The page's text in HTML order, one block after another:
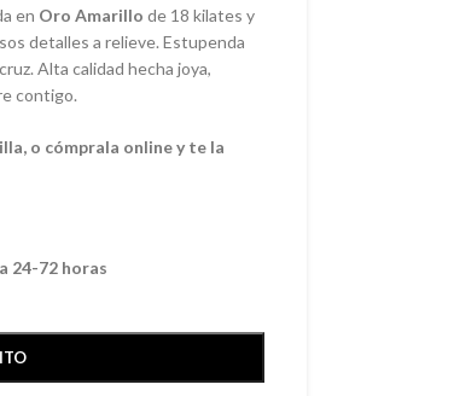
en Oro Amarillo de 18 kilates y
detalles a relieve. Estupenda
Alta calidad hecha joya,
contigo.
o cómprala online y te la
24-72 horas